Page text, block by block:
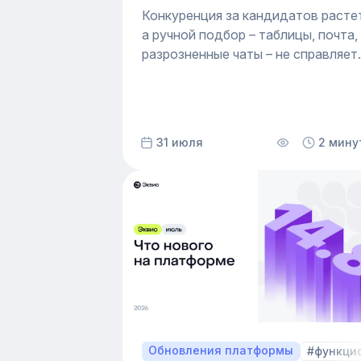
выбрать для автоматизации
подбора персонала
Конкуренция за кандидатов
а ручной подбор – таблицы, почта,
разрозненные чаты – не
решает эту проблему: ATS
источников, ведет кандидата по
этапам воронки и снимает с
рекрутера рутину. Сегодня
программа для рекрутинга – это
базовый инструмент для быстрого и
системного закрытия вакансий.
31 июля 2
Обновления платформы